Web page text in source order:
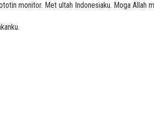
monitor. Met ultah Indonesiaku. Moga Allah